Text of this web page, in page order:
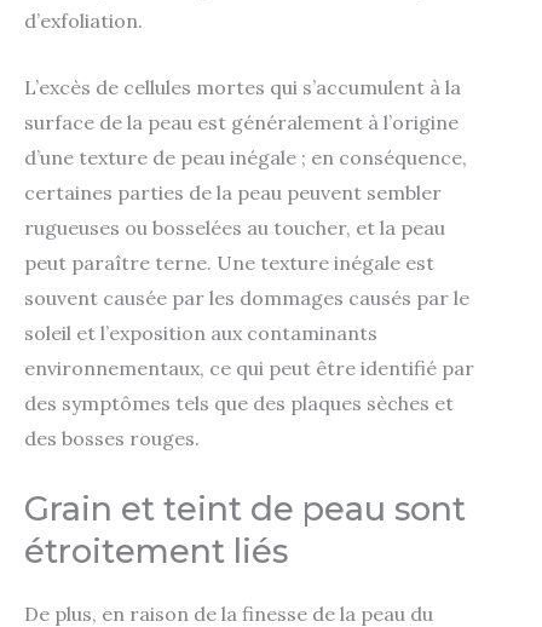
d’exfoliation.
L’excès de cellules mortes qui s’accumulent à la
surface de la peau est généralement à l’origine
d’une texture de peau inégale ; en conséquence,
certaines parties de la peau peuvent sembler
rugueuses ou bosselées au toucher, et la peau
peut paraître terne. Une texture inégale est
souvent causée par les dommages causés par le
soleil et l’exposition aux contaminants
environnementaux, ce qui peut être identifié par
des symptômes tels que des plaques sèches et
des bosses rouges.
Grain et teint de peau sont
étroitement liés
De plus, en raison de la finesse de la peau du